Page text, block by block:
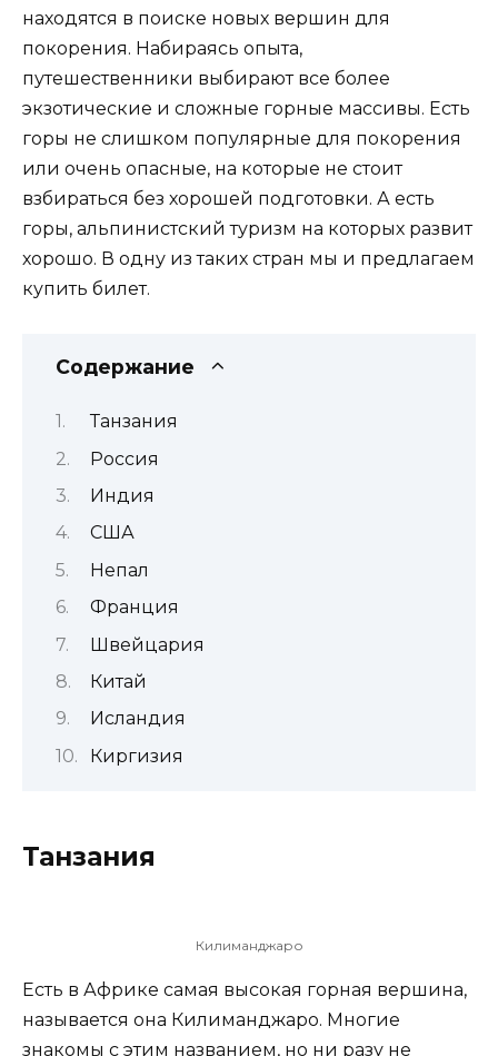
находятся в поиске новых вершин для
покорения. Набираясь опыта,
путешественники выбирают все более
экзотические и сложные горные массивы. Есть
горы не слишком популярные для покорения
или очень опасные, на которые не стоит
взбираться без хорошей подготовки. А есть
горы, альпинистский туризм на которых развит
хорошо. В одну из таких стран мы и предлагаем
купить билет.
Содержание
Танзания
Россия
Индия
США
Непал
Франция
Швейцария
Китай
Исландия
Киргизия
Танзания
Килиманджаро
Есть в Африке самая высокая горная вершина,
называется она Килиманджаро. Многие
знакомы с этим названием, но ни разу не